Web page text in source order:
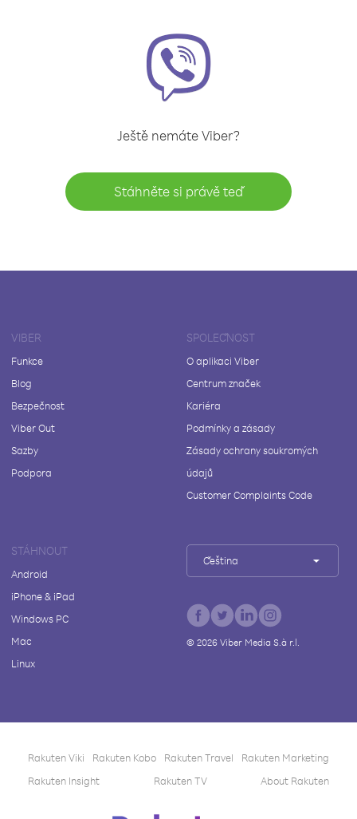
Ještě nemáte Viber?
Stáhněte si právě teď
VIBER
Funkce
Blog
Bezpečnost
Viber Out
Sazby
Podpora
SPOLEČNOST
O aplikaci Viber
Centrum značek
Kariéra
Podmínky a zásady
Zásady ochrany soukromých
údajů
Customer Complaints Code
STÁHNOUT
Android
iPhone & iPad
Windows PC
Mac
Linux
Čeština
© 2026Viber Media S.à r.l.
Rakuten Viki Rakuten Kobo Rakuten Travel
Rakuten Marketing
Rakuten Insight
Rakuten TV About Rakuten